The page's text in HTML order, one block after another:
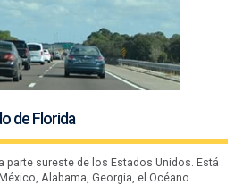
de Florida
parte sureste de los Estados Unidos. Está
Alabama, Georgia, el Océano